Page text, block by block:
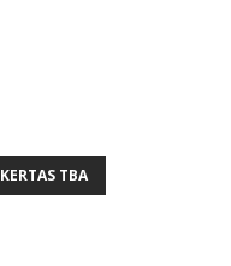
KERTAS TBA